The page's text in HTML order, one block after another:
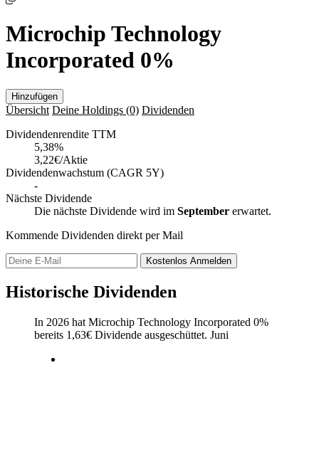
Microchip Technology
Incorporated 0%
Hinzufügen
Übersicht Deine Holdings (0) Dividenden
Dividendenrendite TTM
5,38%
3,22€/Aktie
Dividendenwachstum (CAGR 5Y)
-
Nächste Dividende
Die nächste Dividende wird im September erwartet.
Kommende Dividenden direkt per Mail
Kostenlos Anmelden
Historische Dividenden
In 2026 hat Microchip Technology Incorporated 0%
bereits 1,63€ Dividende ausgeschüttet. Juni